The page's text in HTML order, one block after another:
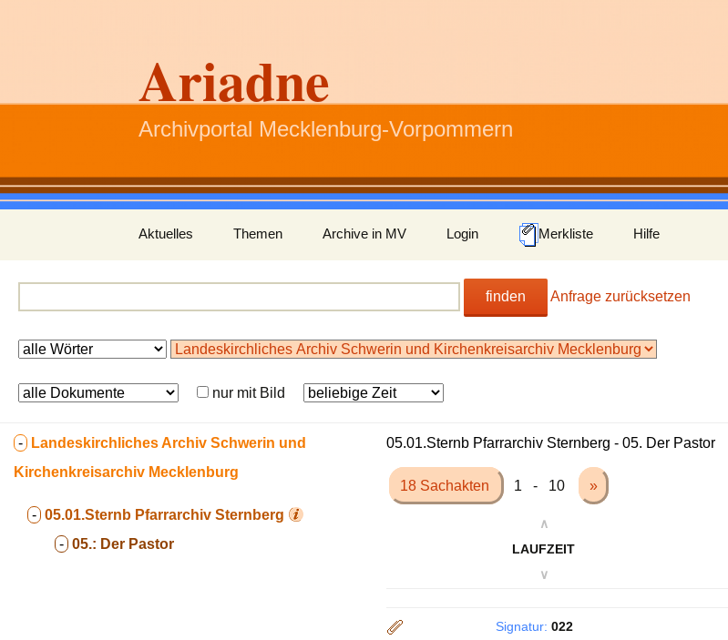
Ariadne
Archivportal Mecklenburg-Vorpommern
Inhalt
springen
Aktuelles Themen Archive in MV Login Merkliste Hilfe
finden Anfrage zurücksetzen
nur mit Bild
- Landeskirchliches Archiv Schwerin und
Kirchenkreisarchiv Mecklenburg
- 05.01.Sternb Pfarrarchiv Sternberg
- 05.: Der Pastor
05.01.Sternb Pfarrarchiv Sternberg - 05. Der Pastor
18 Sachakten 1 - 10 »
∧
LAUFZEIT
∨
Signatur: 022